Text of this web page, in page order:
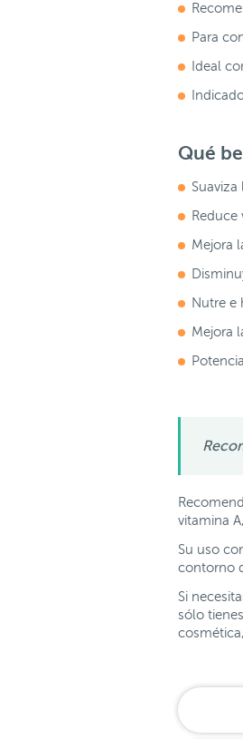
Para
Ideal
Qué
Reduce
Mejora
Nutre e
Mejora
vitamina
Su uso
contorno
Si
sólo